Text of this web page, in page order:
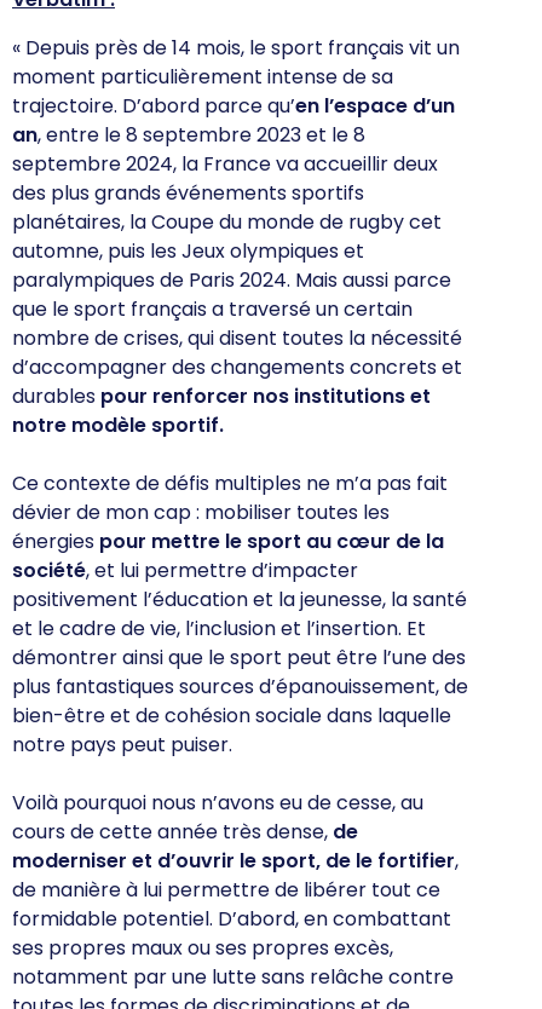
« Depuis près de 14 mois, le sport français vit un
moment particulièrement intense de sa
trajectoire. D’abord parcequ’en l’espace d’un
an, entre le 8 septembre 2023 et le 8
septembre 2024, la France va accueillir deux
des plus grands événements sportifs
planétaires, la Coupe du monde de rugby cet
automne, puis les Jeux olympiques et
paralympiques de Paris 2024. Mais aussi parce
que le sport français a traversé un certain
nombre de crises, qui disent toutes la nécessité
d’accompagner des changements concrets et
durables pour renforcer nos institutions et
notre modèle sportif.
Ce contexte de défis multiples ne m’a pas fait
dévier de mon cap : mobiliser toutes les
énergies pour mettre le sport au cœur de la
société, et lui permettre d’impacter
positivement l’éducation et la jeunesse, la santé
et le cadre de vie, l’inclusion et l’insertion. Et
démontrer ainsi que le sport peut être l’une des
plus fantastiques sources d’épanouissement, de
bien-être et de cohésion sociale dans laquelle
notre pays peut puiser.
Voilà pourquoi nous n’avons eu de cesse, au
cours de cette année très dense, de
moderniser et d’ouvrir le sport, de le fortifier,
de manière à lui permettre de libérer tout ce
formidable potentiel. D’abord, en combattant
ses propres maux ou ses propres excès,
notamment par une lutte sans relâche contre